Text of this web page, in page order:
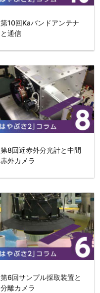
第10回Kaバンドアンテナ
と通信
第8回近赤外分光計と中間
赤外カメラ
第6回サンプル採取装置と
分離カメラ